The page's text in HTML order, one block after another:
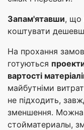
Запам'ятавши, що
коштувати
На прохання
готуються
вартості
майбутніми
не підходить,
зменшення. Можна
стойматериалы,